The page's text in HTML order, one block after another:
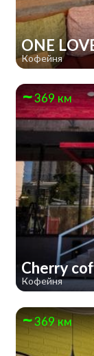
ONE
Кофейня
369 км
Cherry
Кофейня
369 км